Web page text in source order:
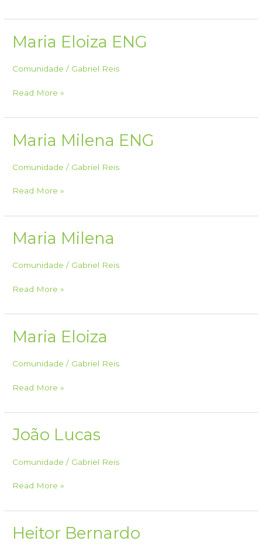
ENG
Maria Eloiza ENG
Comunidade / Gabriel Reis
Maria
ENG
Read More »
Maria Milena ENG
Comunidade / Gabriel Reis
Maria
ENG
Read More »
Maria Milena
Comunidade / Gabriel Reis
Maria
Read More »
Maria Eloiza
Comunidade / Gabriel Reis
Maria
Read More »
João Lucas
Comunidade / Gabriel Reis
João
Read More »
Heitor Bernardo